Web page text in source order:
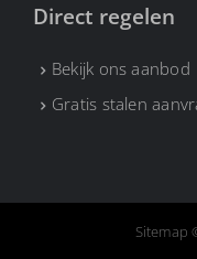
Direct regelen
Bekijk ons aanbod
Gratis stalen
Sitemap